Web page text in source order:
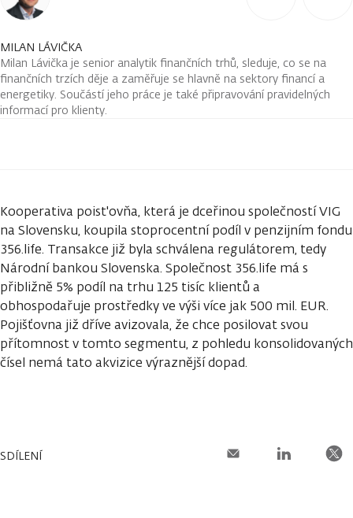
MILAN LÁVIČKA
Milan Lávička je senior analytik finančních trhů, sleduje, co se na
finančních trzích děje a zaměřuje se hlavně na sektory financí a
energetiky. Součástí jeho práce je také připravování pravidelných
informací pro klienty.
Kooperativa poist'ovňa, která je dceřinou společností VIG
na Slovensku, koupila stoprocentní podíl v penzijním fondu
356.life. Transakce již byla schválena regulátorem, tedy
Národní bankou Slovenska. Společnost 356.life má s
přibližně 5% podíl na trhu 125 tisíc klientů a
obhospodařuje prostředky ve výši více jak 500 mil. EUR.
Pojišťovna již dříve avizovala, že chce posilovat svou
přítomnost v tomto segmentu, z pohledu konsolidovaných
čísel nemá tato akvizice výraznější dopad.
SDÍLENÍ